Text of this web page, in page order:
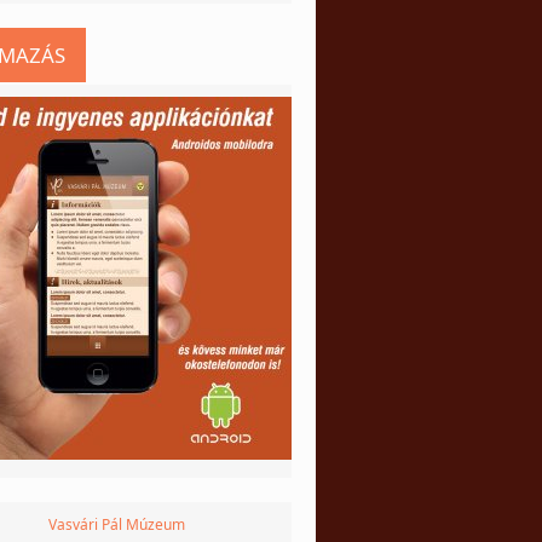
Vasvári Pál Múzeum